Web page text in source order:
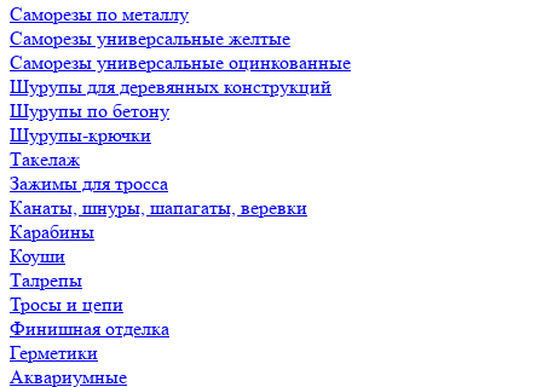
Саморезы по металлу
Саморезы универсальные желтые
Саморезы универсальные оцинкованные
Шурупы для деревянных конструкций
Шурупы по бетону
Шурупы-крючки
Такелаж
Зажимы для тросса
Канаты, шнуры, шапагаты, веревки
Карабины
Коуши
Талрепы
Тросы и цепи
Финишная отделка
Герметики
Аквариумные